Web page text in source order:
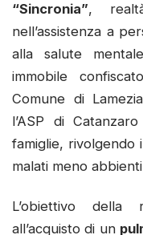
“Sincronia”,
nell’assistenza a
alla salute
immobile
Comune di
l’ASP di
famiglie,
malati meno
L’obiettivo
all’acquisto di un